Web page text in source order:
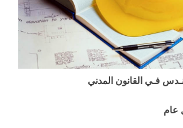
فـي القانون المدني
عام